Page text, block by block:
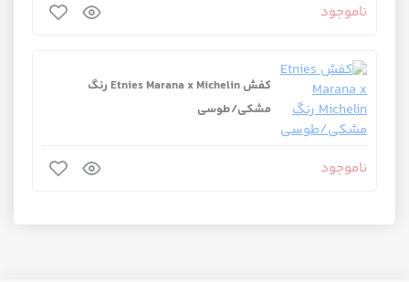
ناموجود
کفش Etnies Marana x Michelin رنگ
مشکی/طوسی
ناموجود